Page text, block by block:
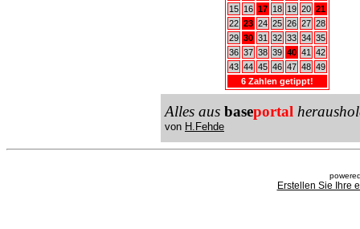
15
16 17 18 19 20 21
22 23 24 25 26 27 28
29 30 31 32 33 34 35
36 37 38 39 40 41
42
43 44 45 46 47 48 49
6 Zahlen getippt!
Alles aus baseportal
von H.Fehde
Erstellen Sie Ihre